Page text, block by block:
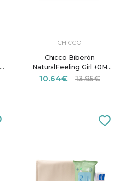
CHICCO
Chicco Biberón
NaturalFeeling Girl +0M
150 ml
10.64€ 13.95€